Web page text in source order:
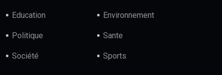
Education Environnement
Politique Sante
Société Sports